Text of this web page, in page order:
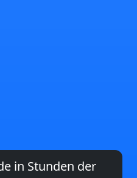
in Stunden der